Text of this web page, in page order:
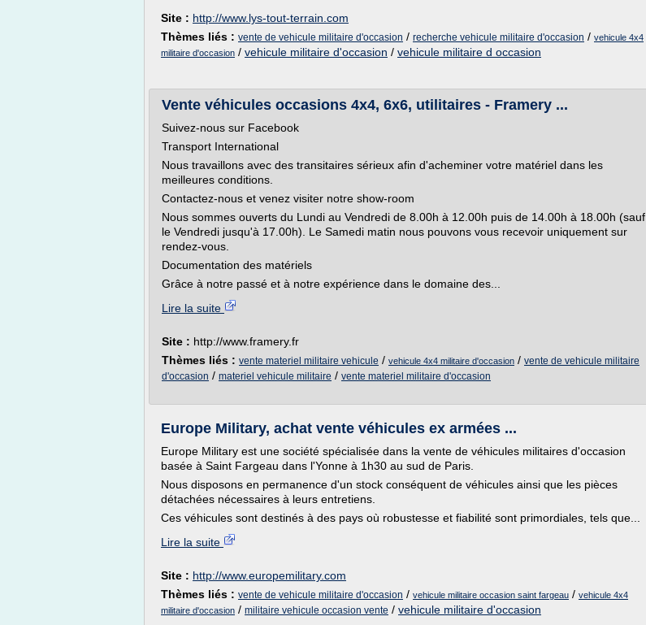
Site : http://www.lys-tout-terrain.com
Thèmes liés : vente de vehicule militaire d'occasion / recherche vehicule militaire d'occasion / vehicule 4x4
militaire d'occasion / vehicule militaire d'occasion / vehicule militaire d occasion
Vente véhicules occasions 4x4, 6x6, utilitaires - Framery ...
Suivez-nous sur Facebook
Transport International
Nous travaillons avec des transitaires sérieux afin d'acheminer votre matériel dans les
meilleures conditions.
Contactez-nous et venez visiter notre show-room
Nous sommes ouverts du Lundi au Vendredi de 8.00h à 12.00h puis de 14.00h à 18.00h (sauf
le Vendredi jusqu'à 17.00h). Le Samedi matin nous pouvons vous recevoir uniquement sur
rendez-vous.
Documentation des matériels
Grâce à notre passé et à notre expérience dans le domaine des...
Lire la suite
Site : http://www.framery.fr
Thèmes liés : vente materiel militaire vehicule / vehicule 4x4 militaire d'occasion / vente de vehicule militaire
d'occasion / materiel vehicule militaire / vente materiel militaire d'occasion
Europe Military, achat vente véhicules ex armées ...
Europe Military est une société spécialisée dans la vente de véhicules militaires d'occasion
basée à Saint Fargeau dans l'Yonne à 1h30 au sud de Paris.
Nous disposons en permanence d'un stock conséquent de véhicules ainsi que les pièces
détachées nécessaires à leurs entretiens.
Ces véhicules sont destinés à des pays où robustesse et fiabilité sont primordiales, tels que...
Lire la suite
Site : http://www.europemilitary.com
Thèmes liés : vente de vehicule militaire d'occasion / vehicule militaire occasion saint fargeau / vehicule 4x4
militaire d'occasion / militaire vehicule occasion vente / vehicule militaire d'occasion